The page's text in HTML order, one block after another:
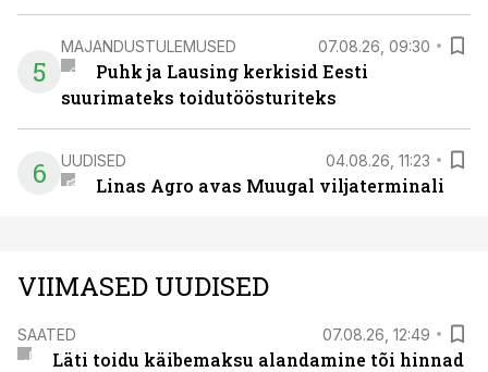
5
MAJANDUSTULEMUSED 07.08.26, 09:30
Puhk ja Lausing kerkisid Eesti
suurimateks toidutöösturiteks
6 UUDISED 04.08.26, 11:23
Linas Agro avas Muugal viljaterminali
VIIMASED UUDISED
SAATED 07.08.26, 12:49
Läti toidu käibemaksu alandamine tõi hinnad